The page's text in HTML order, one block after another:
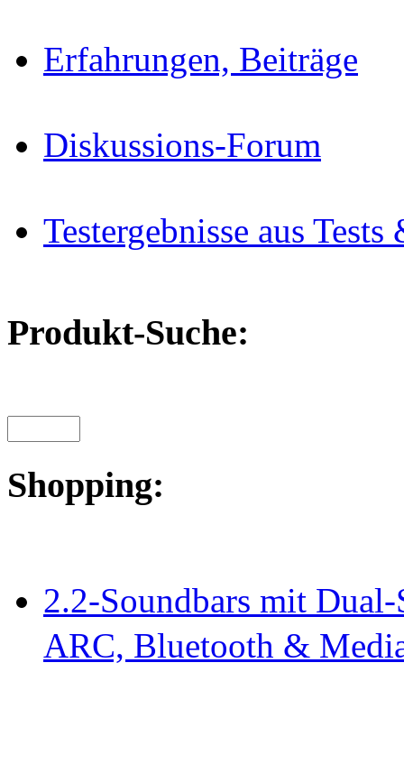
Erfahrungen, Beiträge
Diskussions-Forum
Testergebnisse aus
Produkt-Suche:
Shopping:
2.2-Soundbars mit
ARC, Bluetooth &